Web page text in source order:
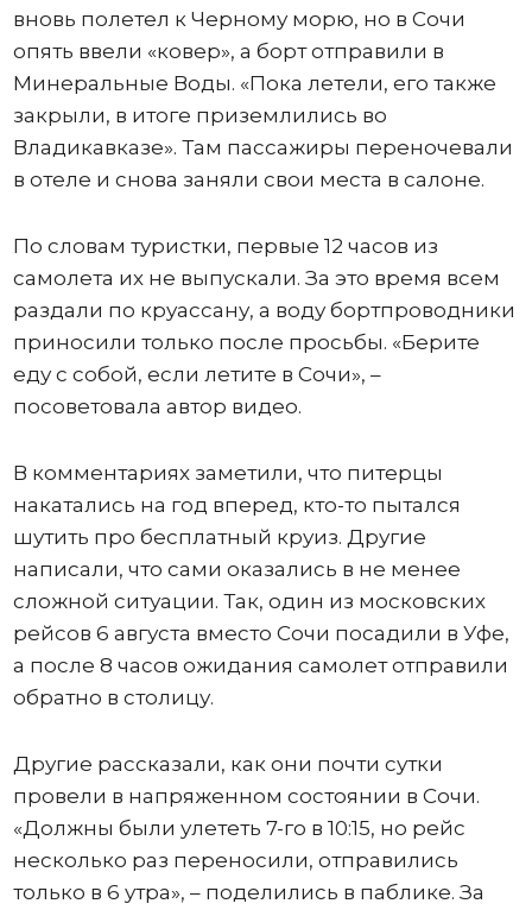
вновь полетел к Черному морю, но в Сочи
опять ввели «ковер», а борт отправили в
Минеральные Воды. «Пока летели, его также
закрыли, в итоге приземлились во
Владикавказе». Там пассажиры переночевали
в отеле и снова заняли свои места в салоне.
По словам туристки, первые 12 часов из
самолета их не выпускали. За это время всем
раздали по круассану, а воду бортпроводники
приносили только после просьбы. «Берите
еду с собой, если летите в Сочи», –
посоветовала автор видео.
В комментариях заметили, что питерцы
накатались на год вперед, кто-то пытался
шутить про бесплатный круиз. Другие
написали, что сами оказались в не менее
сложной ситуации. Так, один из московских
рейсов 6 августа вместо Сочи посадили в Уфе,
а после 8 часов ожидания самолет отправили
обратно в столицу.
Другие рассказали, как они почти сутки
провели в напряженном состоянии в Сочи.
«Должны были улететь 7-го в 10:15, но рейс
несколько раз переносили, отправились
только в 6 утра», – поделились в паблике. За